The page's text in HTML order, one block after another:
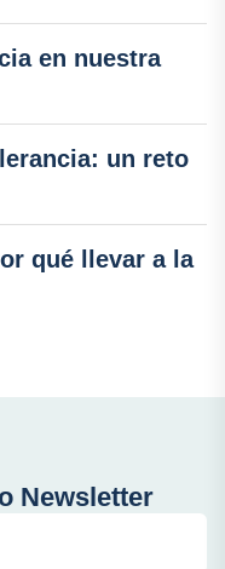
en nuestra
un reto
qué llevar a la
Newsletter